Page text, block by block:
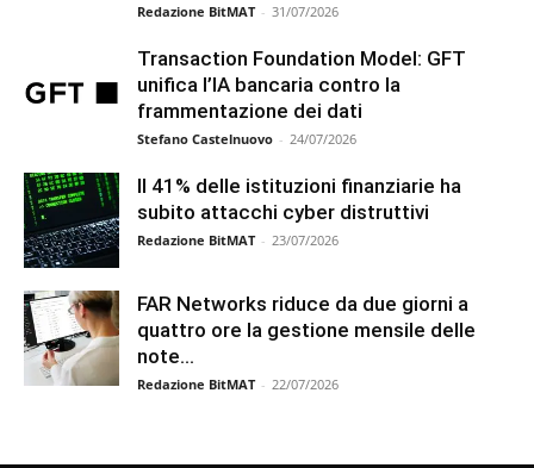
Redazione BitMAT - 31/07/2026
Transaction Foundation Model: GFT
unifica l’IA bancaria contro la
frammentazione dei dati
Stefano Castelnuovo - 24/07/2026
Il 41% delle istituzioni finanziarie ha
subito attacchi cyber distruttivi
Redazione BitMAT - 23/07/2026
FAR Networks riduce da due giorni a
quattro ore la gestione mensile delle
note...
Redazione BitMAT - 22/07/2026